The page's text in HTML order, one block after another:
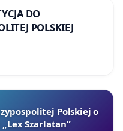
DO
POLSKIEJ
Polskiej o
Szarlatan”